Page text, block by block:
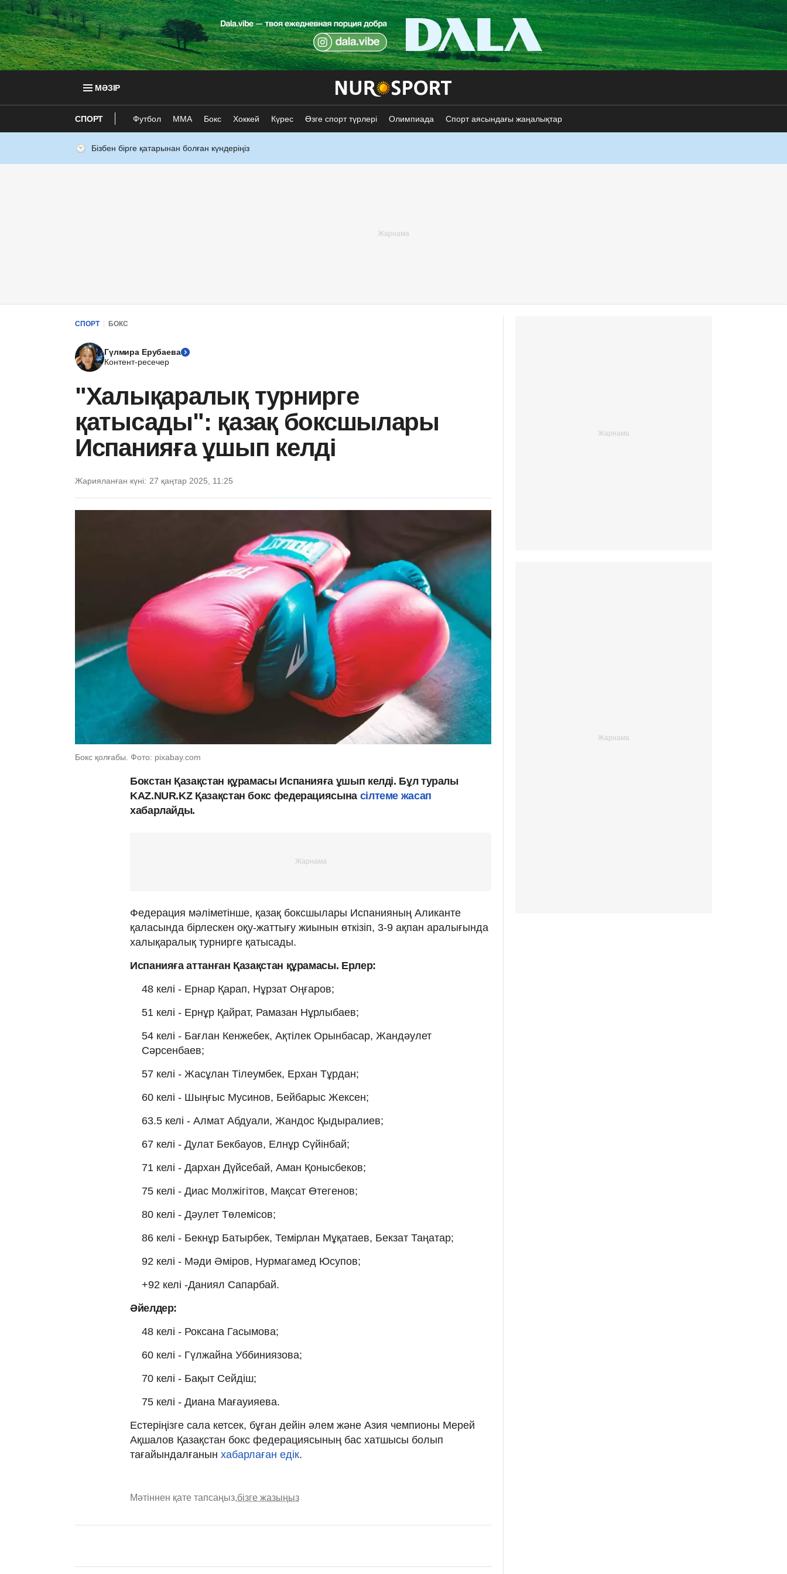
МӘЗІР
СПОРТ Футбол ММА Бокс Хоккей Күрес Өзге спорт түрлері Олимпиада Спорт аясындағы жаңалықтар
Бізбен бірге қатарынан болған күндеріңіз
СПОРТ БОКС
Гүлмира Ерубаева
Контент-ресечер
"Халықаралық турнирге
қатысады": қазақ боксшылары
Испанияға ұшып келді
Жарияланған күні: 27 қаңтар 2025, 11:25
Бокс қолғабы. Фото: pixabay.com
Бокстан Қазақстан құрамасы Испанияға ұшып келді. Бұл туралы
KAZ.NUR.KZ Қазақстан бокс федерациясынасілтеме жасап
хабарлайды.
Федерация мәліметінше, қазақ боксшылары Испанияның Аликанте
қаласында бірлескен оқу-жаттығу жиынын өткізіп, 3-9 ақпан аралығында
халықаралық турнирге қатысады.
Испанияға аттанған Қазақстан құрамасы. Ерлер:
48 келі - Ернар Қарап, Нұрзат Оңғаров;
51 келі - Ернұр Қайрат, Рамазан Нұрлыбаев;
54 келі - Бағлан Кенжебек, Ақтілек Орынбасар, Жандәулет
Сәрсенбаев;
57 келі - Жасұлан Тілеумбек, Ерхан Тұрдан;
60 келі - Шыңғыс Мусинов, Бейбарыс Жексен;
63.5 келі - Алмат Абдуали, Жандос Қыдыралиев;
67 келі - Дулат Бекбауов, Елнұр Сүйінбай;
71 келі - Дархан Дүйсебай, Аман Қонысбеков;
75 келі - Диас Молжігітов, Мақсат Өтегенов;
80 келі - Дәулет Төлемісов;
86 келі - Бекнұр Батырбек, Темірлан Мұқатаев, Бекзат Таңатар;
92 келі - Мәди Әміров, Нурмагамед Юсупов;
+92 келі -Даниял Сапарбай.
Әйелдер:
48 келі - Роксана Гасымова;
60 келі - Гүлжайна Уббиниязова;
70 келі - Бақыт Сейдіш;
75 келі - Диана Мағауияева.
Естеріңізге сала кетсек, бұған дейін әлем және Азия чемпионы Мерей
Ақшалов Қазақстан бокс федерациясының бас хатшысы болып
тағайындалғанын хабарлаған едік.
Мәтіннен қате тапсаңыз,бізге жазыңыз